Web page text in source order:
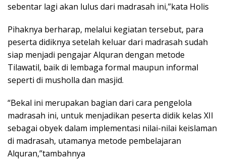
sebentar lagi akan lulus dari madrasah ini,”kata Holis
Pihaknya berharap, melalui kegiatan tersebut, para
peserta didiknya setelah keluar dari madrasah sudah
siap menjadi pengajar Alquran dengan metode
Tilawatil, baik di lembaga formal maupun informal
seperti di musholla dan masjid.
“Bekal ini merupakan bagian dari cara pengelola
madrasah ini, untuk menjadikan peserta didik kelas XII
sebagai obyek dalam implementasi nilai-nilai keislaman
di madrasah, utamanya metode pembelajaran
Alquran,”tambahnya